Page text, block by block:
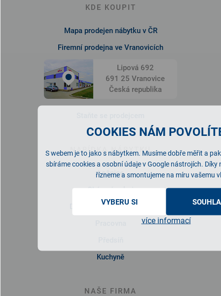
COOKIES NÁM
S webem je to jako s nábytkem. Musíme dobře měřit a
sbíráme cookies a osobní údaje v Google nástrojích. Díky
řízneme a smontujeme na míru vašemu
VYBERU SI
více informací
KDE KOUPIT
Mapa prodejen nábytku v ČR
Firemní prodejna ve Vranovicích
Lipová 692
691 25 Vranovice
Česká republika
NABÍDKA NÁBYTKU
Ložnice
Obývací pokoj
Dětský/studentský pokoj
Kuchyně
NAŠE FIRMA